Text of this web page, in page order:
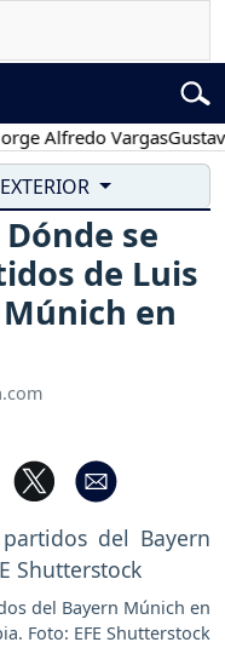
VargasGustavo
se
de Luis
en
del Bayern Múnich en
Foto: EFE Shutterstock